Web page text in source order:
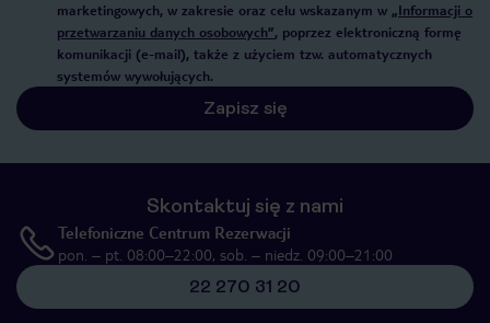
marketingowych, w zakresie oraz celu wskazanym w „Informacji o
przetwarzaniu danych osobowych”, poprzez elektroniczną formę
komunikacji (e-mail), także z użyciem tzw. automatycznych
systemów wywołujących.
Zapisz się
Skontaktuj się z nami
Telefoniczne Centrum Rezerwacji
pon. – pt. 08:00–22:00, sob. – niedz. 09:00–21:00
22 270 31 20